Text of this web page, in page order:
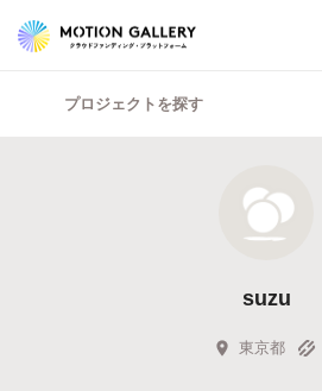
プロジェクトを探す
suzu
東京都